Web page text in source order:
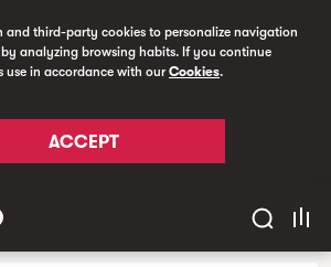
and third-party cookies to personalize navigation
by analyzing browsing habits. If you continue
use in accordance with ourCookies.
ACCEPT